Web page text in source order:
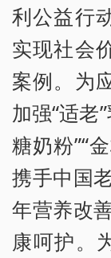
利公益行
实现社会
案例。为
加强“适老
糖奶粉”“
携手中国
年营养改
康呵护。